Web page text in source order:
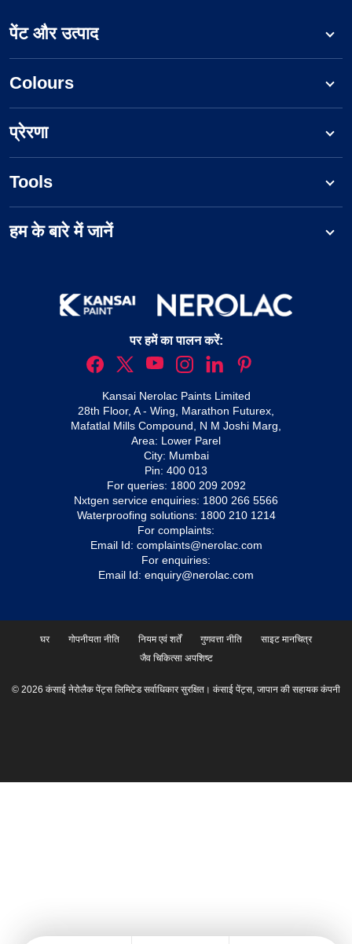
पेंट और उत्पाद
Colours
प्रेरणा
Tools
हम के बारे में जानें
पर हमें का पालन करें:
Kansai Nerolac Paints Limited
28th Floor, A - Wing, Marathon Futurex,
Mafatlal Mills Compound, N M Joshi Marg,
Area: Lower Parel
City: Mumbai
Pin: 400 013
For queries: 1800 209 2092
Nxtgen service enquiries: 1800 266 5566
Waterproofing solutions: 1800 210 1214
For complaints:
Email Id: complaints@nerolac.com
For enquiries:
Email Id: enquiry@nerolac.com
घर गोपनीयता नीति नियम एवं शर्तें गुणवत्ता नीति
साइट मानचित्र
जैव चिकित्सा अपशिष्ट
© 2026 कंसाई नेरोलैक पेंट्स लिमिटेड सर्वाधिकार सुरक्षित। कंसाई पेंट्स, जापान की सहायक कंपनी